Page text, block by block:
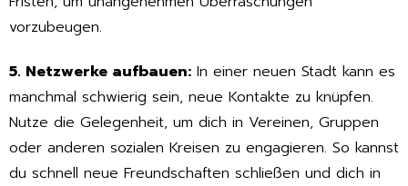
vorzubeugen.
5. Netzwerke aufbauen: In einer neuen Stadt kann es
manchmal schwierig sein, neue Kontakte zu knüpfen.
Nutze die Gelegenheit, um dich in Vereinen, Gruppen
oder anderen sozialen Kreisen zu engagieren. So kannst
du schnell neue Freundschaften schließen und dich in